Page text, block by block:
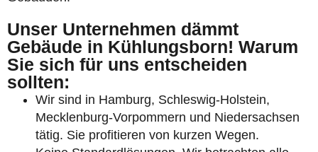
Unser Unternehmen dämmt
Gebäude in Kühlungsborn! Warum
Sie sich für uns entscheiden
sollten:
Wir sind in Hamburg, Schleswig-Holstein,
Mecklenburg-Vorpommern und Niedersachsen
tätig. Sie profitieren von kurzen Wegen.